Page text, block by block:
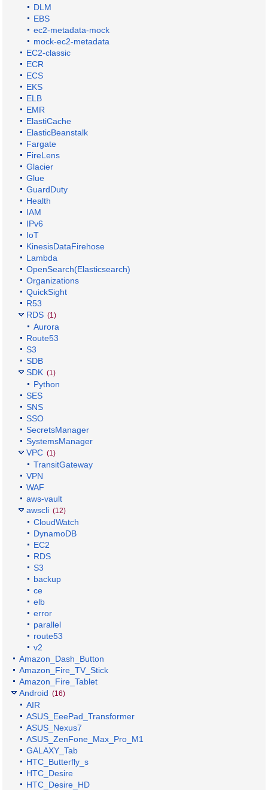
DLM
EBS
ec2-metadata-mock
mock-ec2-metadata
EC2-classic
ECR
ECS
EKS
ELB
EMR
ElastiCache
ElasticBeanstalk
Fargate
FireLens
Glacier
Glue
GuardDuty
Health
IAM
IPv6
IoT
KinesisDataFirehose
Lambda
OpenSearch(Elasticsearch)
Organizations
QuickSight
R53
RDS (1)
Aurora
Route53
S3
SDB
SDK (1)
Python
SES
SNS
SSO
SecretsManager
SystemsManager
VPC (1)
TransitGateway
VPN
WAF
aws-vault
awscli (12)
CloudWatch
DynamoDB
EC2
RDS
S3
backup
ce
elb
error
parallel
route53
v2
Amazon_Dash_Button
Amazon_Fire_TV_Stick
Amazon_Fire_Tablet
Android (16)
AIR
ASUS_EeePad_Transformer
ASUS_Nexus7
ASUS_ZenFone_Max_Pro_M1
GALAXY_Tab
HTC_Butterfly_s
HTC_Desire
HTC_Desire_HD